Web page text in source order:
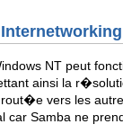
NT peut
ainsi la
vers les
car Samba ne